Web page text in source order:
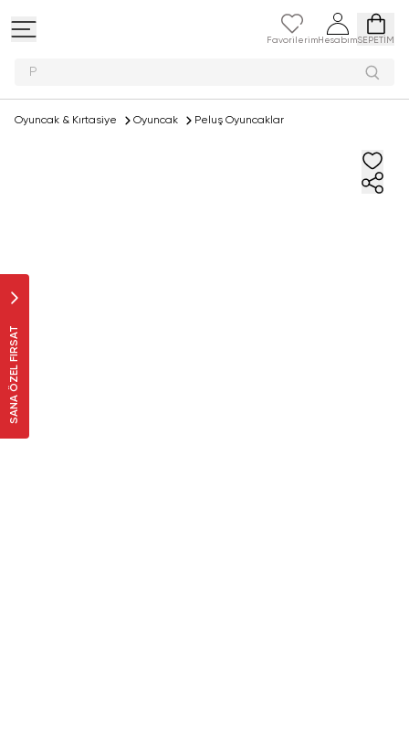
Favorilerim HesabımSEPETİM
Peluş
SANA ÖZEL FIRSAT
Oyuncak & Kırtasiye Oyuncak Peluş Oyuncaklar